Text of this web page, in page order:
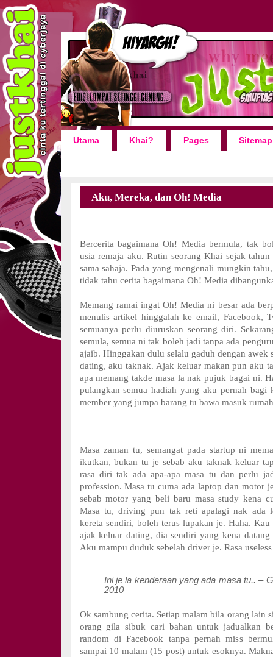
Utama Khai? Pages Sitemap
Aku, Mereka, dan Oh! Media
Bercerita bagaimana Oh! Media bermula, tak
usia remaja aku. Rutin seorang Khai sejak
sama sahaja. Pada yang mengenali mungkin
tidak tahu cerita bagaimana Oh! Media
Memang ramai ingat Oh! Media ni besar ada
menulis artikel hinggalah ke email, Facebook,
semuanya perlu diuruskan seorang diri.
semula, semua ni tak boleh jadi tanpa ada
ajaib. Hinggakan dulu selalu gaduh dengan awek
dating, aku taknak. Ajak keluar makan pun aku
apa memang takde masa la nak pujuk bagai ni.
pulangkan semua hadiah yang aku pernah bagi
member yang jumpa barang tu bawa masuk
Masa zaman tu, semangat pada startup ni
ikutkan, bukan tu je sebab aku taknak keluar
rasa diri tak ada apa-apa masa tu dan perlu
profession. Masa tu cuma ada laptop dan motor
sebab motor yang beli baru masa study kena
Masa tu, driving pun tak reti apalagi nak ada
kereta sendiri, boleh terus lupakan je. Haha.
ajak keluar dating, dia sendiri yang kena
Aku mampu duduk sebelah driver je. Rasa
Ini je la kenderaan yang ada masa tu.. –
2010
Ok sambung cerita. Setiap malam bila orang lain
orang gila sibuk cari bahan untuk jadualkan
random di Facebook tanpa pernah miss
sampai 10 malam (15 post) untuk esoknya.